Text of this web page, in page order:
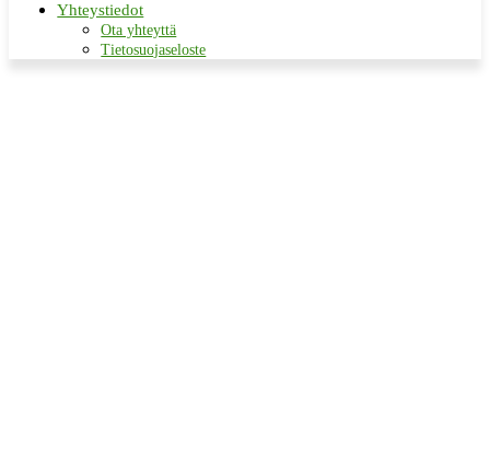
Yhteystiedot
Ota yhteyttä
Tietosuojaseloste